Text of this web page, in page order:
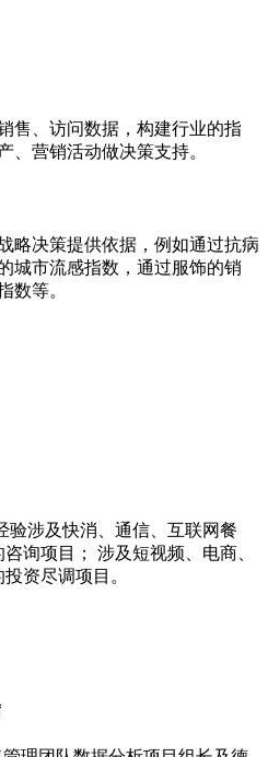
售、访问数据，构建行业的指
、营销活动做决策支持。
略决策提供依据，例如通过抗病
城市流感指数，通过服饰的销
数等。
验涉及快消、通信、互联网餐
询项目； 涉及短视频、电商、
资尽调项目。